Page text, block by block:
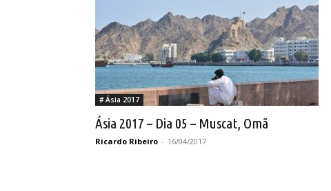
# Ásia 2017
Ásia 2017 – Dia 05 – Muscat, Omã
Ricardo Ribeiro - 16/04/2017